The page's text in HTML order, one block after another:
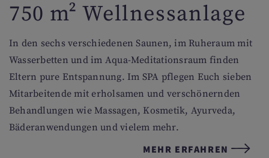
750 m² Wellnessanlage
In den sechs verschiedenen Saunen, im Ruheraum mit
Wasserbetten und im Aqua-Meditationsraum finden
Eltern pure Entspannung. Im SPA pflegen Euch sieben
Mitarbeitende mit erholsamen und verschönernden
Behandlungen wie Massagen, Kosmetik, Ayurveda,
Bäderanwendungen und vielem mehr.
MEHR ERFAHREN